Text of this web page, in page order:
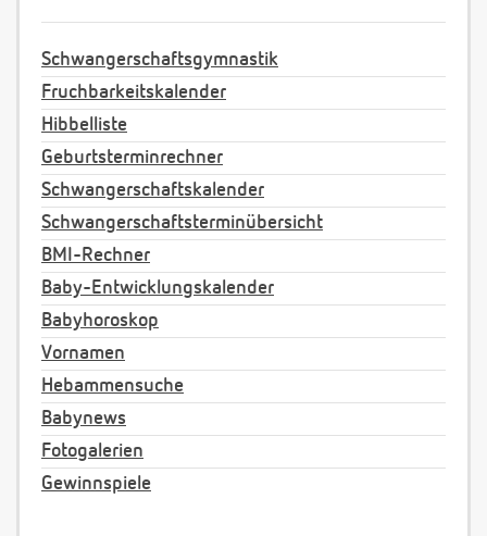
Schwangerschaftsgymnastik
Fruchbarkeitskalender
Hibbelliste
Geburtsterminrechner
Schwangerschaftskalender
Schwangerschaftsterminübersicht
BMI-Rechner
Baby-Entwicklungskalender
Babyhoroskop
Vornamen
Hebammensuche
Babynews
Fotogalerien
Gewinnspiele